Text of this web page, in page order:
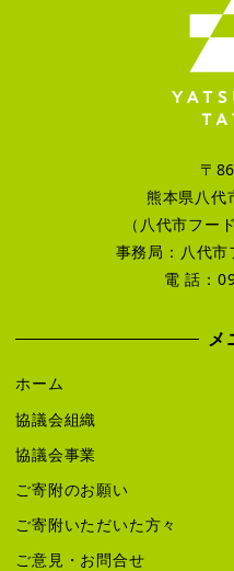
〒
熊本県八代
（八代市フー
事務局：八代
電 話：
メ
ホーム
協議会組織
協議会事業
ご寄附のお願い
ご寄附いただいた方々
ご意見・お問合せ